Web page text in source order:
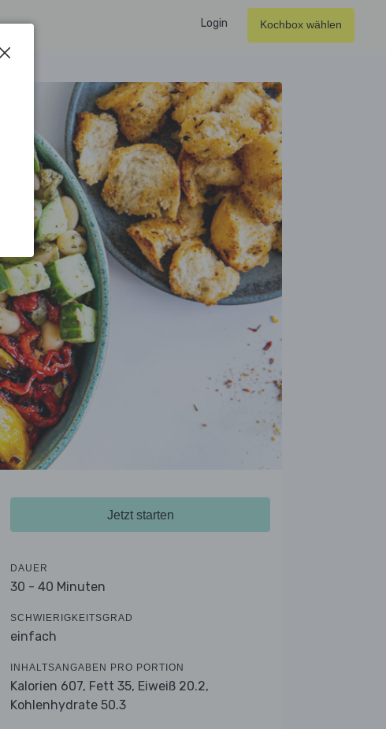
Login Kochbox wählen
Jetzt starten
DAUER
30 - 40 Minuten
SCHWIERIGKEITSGRAD
einfach
INHALTSANGABEN PRO PORTION
Kalorien 607, Fett 35, Eiweiß 20.2,
Kohlenhydrate 50.3